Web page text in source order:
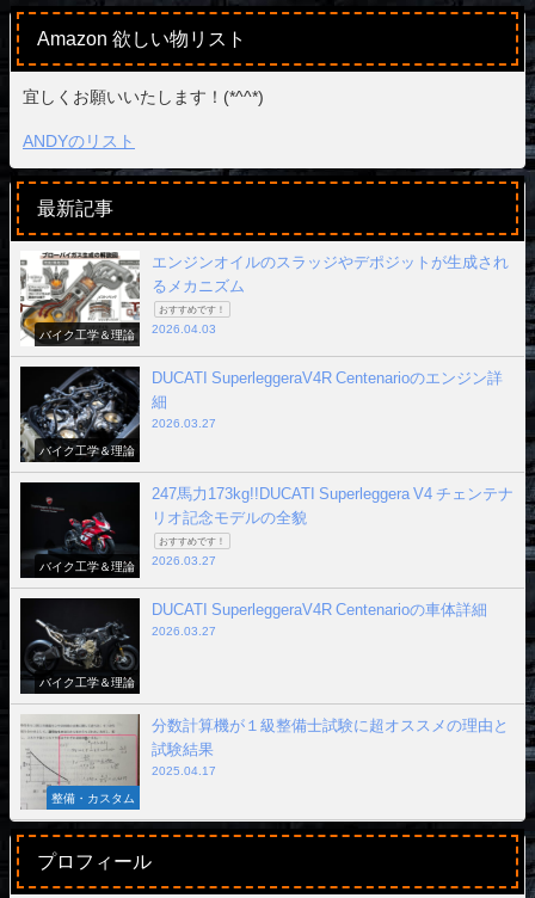
Amazon 欲しい物リスト
宜しくお願いいたします！(*^^*)
ANDYのリスト
最新記事
バイク工学＆理論
エンジンオイルのスラッジやデポジットが生成され
るメカニズム
おすすめです！
2026.04.03
バイク工学＆理論
DUCATI SuperleggeraV4R Centenarioのエンジン詳
細
2026.03.27
バイク工学＆理論
247馬力173kg!!DUCATI Superleggera V4 チェンテナ
リオ記念モデルの全貌
おすすめです！
2026.03.27
バイク工学＆理論
DUCATI SuperleggeraV4R Centenarioの車体詳細
2026.03.27
整備・カスタム
分数計算機が１級整備士試験に超オススメの理由と
試験結果
2025.04.17
プロフィール